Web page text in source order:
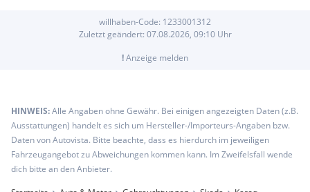
willhaben-Code: 1233001312
Zuletzt geändert: 07.08.2026, 09:10Uhr
!Anzeige melden
HINWEIS:Alle Angaben ohne Gewähr. Bei einigen angezeigten Daten (z.B.
Ausstattungen) handelt es sich um Hersteller-/Importeurs-Angaben bzw.
Daten von Autovista. Bitte beachte, dass es hierdurch im jeweiligen
Fahrzeugangebot zu Abweichungen kommen kann. Im Zweifelsfall wende
dich bitte an den Anbieter.